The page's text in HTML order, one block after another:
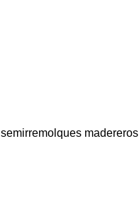
semirremolques madereros